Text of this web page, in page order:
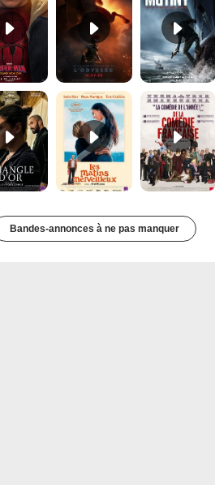
Les Matins merveilleux Bande-annonce VF De la Comédie-Française Teaser VF
Bandes-annonces à ne pas manquer